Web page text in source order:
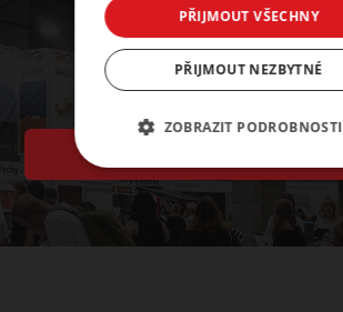
PŘIJMOUT VŠECHNY
PŘIJMOUT NEZBYTNÉ
ZOBRAZIT PODROBNOSTI